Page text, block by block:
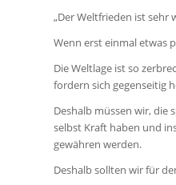
„Der Weltfrieden ist
Wenn erst einmal etwas
Die Weltlage ist so
fordern sich gegenseitig
Deshalb müssen wir, die
selbst Kraft haben und
gewähren werden.
Deshalb sollten wir für